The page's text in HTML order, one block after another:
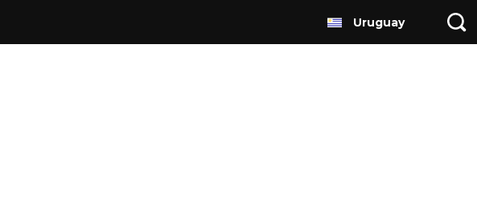
Uruguay